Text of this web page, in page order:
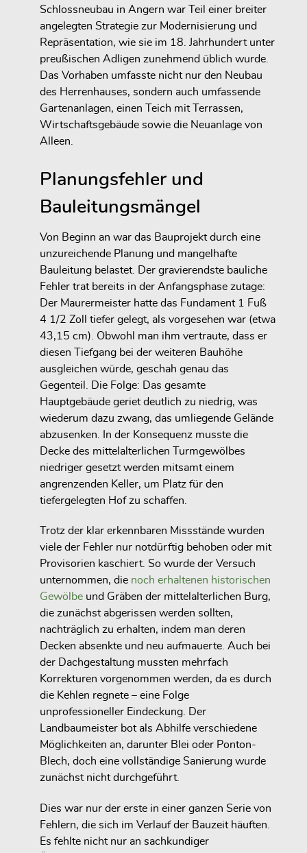
Schlossneubau in Angern war Teil einer breiter
angelegten Strategie zur Modernisierung und
Repräsentation, wie sie im 18. Jahrhundert unter
preußischen Adligen zunehmend üblich wurde.
Das Vorhaben umfasste nicht nur den Neubau
des Herrenhauses, sondern auch umfassende
Gartenanlagen, einen Teich mit Terrassen,
Wirtschaftsgebäude sowie die Neuanlage von
Alleen.
Planungsfehler und
Bauleitungsmängel
Von Beginn an war das Bauprojekt durch eine
unzureichende Planung und mangelhafte
Bauleitung belastet. Der gravierendste bauliche
Fehler trat bereits in der Anfangsphase zutage:
Der Maurermeister hatte das Fundament 1 Fuß
4 1/2 Zoll tiefer gelegt, als vorgesehen war (etwa
43,15 cm). Obwohl man ihm vertraute, dass er
diesen Tiefgang bei der weiteren Bauhöhe
ausgleichen würde, geschah genau das
Gegenteil. Die Folge: Das gesamte
Hauptgebäude geriet deutlich zu niedrig, was
wiederum dazu zwang, das umliegende Gelände
abzusenken. In der Konsequenz musste die
Decke des mittelalterlichen Turmgewölbes
niedriger gesetzt werden mitsamt einem
angrenzenden Keller, um Platz für den
tiefergelegten Hof zu schaffen.
Trotz der klar erkennbaren Missstände wurden
viele der Fehler nur notdürftig behoben oder mit
Provisorien kaschiert. So wurde der Versuch
unternommen, die noch erhaltenen historischen
Gewölbe und Gräben der mittelalterlichen Burg,
die zunächst abgerissen werden sollten,
nachträglich zu erhalten, indem man deren
Decken absenkte und neu aufmauerte. Auch bei
der Dachgestaltung mussten mehrfach
Korrekturen vorgenommen werden, da es durch
die Kehlen regnete – eine Folge
unprofessioneller Eindeckung. Der
Landbaumeister bot als Abhilfe verschiedene
Möglichkeiten an, darunter Blei oder Ponton-
Blech, doch eine vollständige Sanierung wurde
zunächst nicht durchgeführt.
Dies war nur der erste in einer ganzen Serie von
Fehlern, die sich im Verlauf der Bauzeit häuften.
Es fehlte nicht nur an sachkundiger